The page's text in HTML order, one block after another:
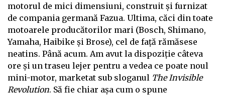
motorul de mici dimensiuni, construit și furnizat
de compania germană Fazua. Ultima, căci din toate
motoarele producătorilor mari (Bosch, Shimano,
Yamaha, Haibike și Brose), cel de față rămăsese
neatins. Până acum. Am avut la dispoziție câteva
ore și un traseu lejer pentru a vedea ce poate noul
mini-motor, marketat sub sloganul The Invisible
Revolution. Să fie chiar așa cum o spune